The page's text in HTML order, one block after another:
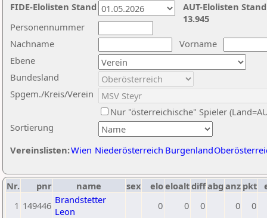
Nachname
Vorname
Ebene
Sortierung
Personennummer
Bundesland
Spgem./Kreis/Verein
Nur "österreichische" Spieler
Vereinslisten:Wien Niederösterreich Burgenland
AUT-Elolisten
13.945
FIDE-Elolisten Stand
Nr. pnr name sex eloeloaltdiffabg anz pkt
1 149446 Brandstetter
Leon
0 0 0 0 0